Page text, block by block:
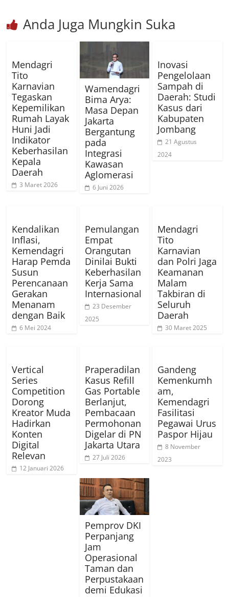
Anda Juga Mungkin Suka
Mendagri
Tito
Karnavian
Tegaskan
Kepemilikan
Rumah Layak
Huni Jadi
Indikator
Keberhasilan
Kepala
Daerah
3 Maret 2026
Wamendagri
Bima Arya:
Masa Depan
Jakarta
Bergantung
pada
Integrasi
Kawasan
Aglomerasi
6 Juni 2026
Inovasi
Pengelolaan
Sampah di
Daerah: Studi
Kasus dari
Kabupaten
Jombang
21 Agustus
2024
Kendalikan
Inflasi,
Kemendagri
Harap Pemda
Susun
Perencanaan
Gerakan
Menanam
dengan Baik
6 Mei 2024
Pemulangan
Empat
Orangutan
Dinilai Bukti
Keberhasilan
Kerja Sama
Internasional
23 Desember
2025
Mendagri
Tito
Karnavian
dan Polri Jaga
Keamanan
Malam
Takbiran di
Seluruh
Daerah
30 Maret 2025
Vertical
Series
Competition
Dorong
Kreator Muda
Hadirkan
Konten
Digital
Relevan
12 Januari 2026
Praperadilan
Kasus Refill
Gas Portable
Berlanjut,
Pembacaan
Permohonan
Digelar di PN
Jakarta Utara
27 Juli 2026
Gandeng
Kemenkumh
am,
Kemendagri
Fasilitasi
Pegawai Urus
Paspor Hijau
8 November
2023
Pemprov DKI
Perpanjang
Jam
Operasional
Taman dan
Perpustakaan
demi Edukasi